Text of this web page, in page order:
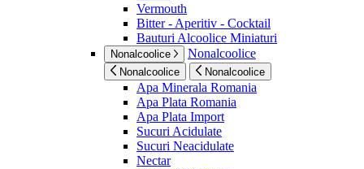
Vermouth
Bitter - Aperitiv - Cocktail
Bauturi Alcoolice Miniaturi
Nonalcoolice Nonalcoolice
Nonalcoolice Nonalcoolice
Apa Minerala Romania
Apa Plata Romania
Apa Plata Import
Sucuri Acidulate
Sucuri Neacidulate
Nectar